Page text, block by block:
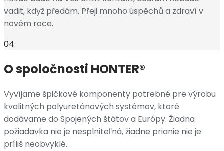
vadit, když předám. Přeji mnoho úspěchů a zdraví v
novém roce.
04.
O spoločnosti HONTER®
Vyvíjame špičkové komponenty potrebné pre výrobu
kvalitných polyuretánových systémov, ktoré
dodávame do Spojených štátov a Európy. Žiadna
požiadavka nie je nesplniteľná, žiadne prianie nie je
príliš neobvyklé..